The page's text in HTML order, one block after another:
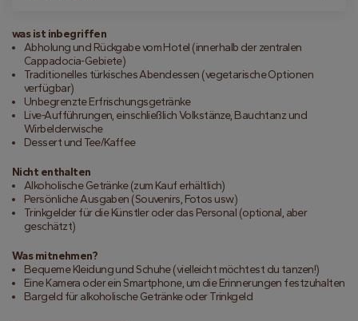
was ist inbegriffen
Abholung und Rückgabe vom Hotel (innerhalb der zentralen
Cappadocia-Gebiete)
Traditionelles türkisches Abendessen (vegetarische Optionen
verfügbar)
Unbegrenzte Erfrischungsgetränke
Live-Aufführungen, einschließlich Volkstänze, Bauchtanz und
Wirbelderwische
Dessert und Tee/Kaffee
Nicht enthalten
Alkoholische Getränke (zum Kauf erhältlich)
Persönliche Ausgaben (Souvenirs, Fotos usw.)
Trinkgelder für die Künstler oder das Personal (optional, aber
geschätzt)
Was mitnehmen?
Bequeme Kleidung und Schuhe (vielleicht möchtest du tanzen!)
Eine Kamera oder ein Smartphone, um die Erinnerungen festzuhalten
Bargeld für alkoholische Getränke oder Trinkgeld